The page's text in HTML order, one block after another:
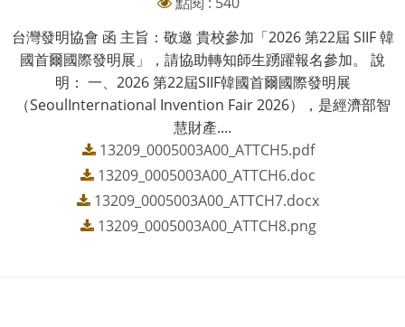
台灣發明協會 函 主旨：敬邀 貴校參加「2026 第22屆 SIIF 韓
國首爾國際發明展」，請協助轉知師生踴躍報名參加。 說
明： 一、2026 第22屆SIIF韓國首爾國際發明展
（SeoulInternational Invention Fair 2026），是經濟部智
慧財產....
13209_0005003A00_ATTCH5.pdf
13209_0005003A00_ATTCH6.doc
13209_0005003A00_ATTCH7.docx
13209_0005003A00_ATTCH8.png